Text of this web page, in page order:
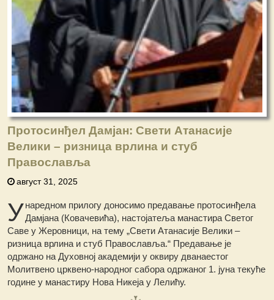
Протосинђел Дамјан: Свети Атанасије
Велики – ризница врлина и стуб
Православља
август 31, 2025
Унаредном прилогу доносимо предавање протосинђела
Дамјана (Ковачевића), настојатеља манастира Светог
Саве у Жеровници, на тему „Свети Атанасије Велики –
ризница врлина и стуб Православља.“ Предавање је
одржано на Духовној академији у оквиру дванаестог
Молитвено црквено-народног сабора одржаног 1. јуна текуће
године у манастиру Нова Никеја у Лелићу.